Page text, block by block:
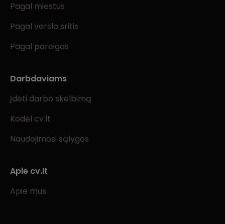
Pagal miestus
Pagal verslo sritis
Pagal pareigas
Darbdaviams
Įdėti darbo skelbimą
Kodėl cv.lt
Naudojimosi sąlygos
Apie cv.lt
Apie mus